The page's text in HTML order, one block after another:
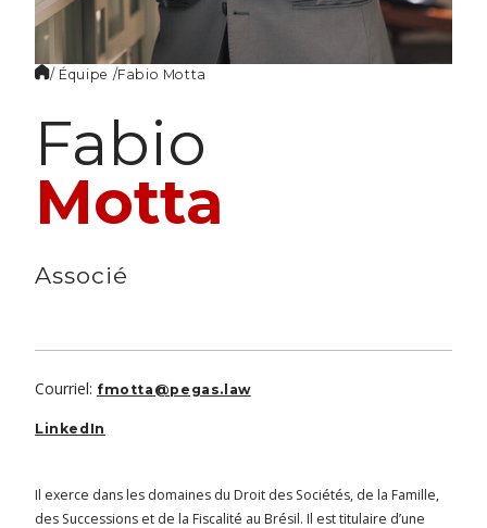
/ Équipe /Fabio Motta
Fabio
Motta
Associé
Courriel: fmotta@pegas.law
LinkedIn
Il exerce dans les domaines du Droit des Sociétés, de la Famille,
des Successions et de la Fiscalité au Brésil. Il est titulaire d’une